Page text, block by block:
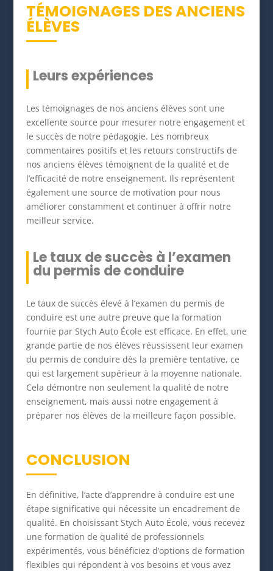
TÉMOIGNAGES DES ANCIENS
ÉLÈVES
Leurs expériences
Les témoignages de nos anciens élèves sont une
excellente source pour mesurer notre engagement et
le succès de notre pédagogie. Les nombreux
commentaires positifs et les retours constructifs de
nos anciens élèves témoignent de la qualité et de
l’efficacité de notre enseignement. Ils représentent
également une source de motivation pour nous
améliorer constamment et continuer à offrir notre
meilleur service.
Le taux de succès à l’examen
du permis de conduire
Le taux de succès élevé à l’examen du permis de
conduire est une autre preuve que la formation
fournie par Stych Auto École est efficace. En effet, une
grande partie de nos élèves réussissent leur examen
du permis de conduire dès la première tentative, ce
qui est largement supérieur à la moyenne nationale.
Cela démontre non seulement la qualité de notre
enseignement, mais aussi notre engagement à
préparer nos élèves de la meilleure façon possible.
CONCLUSION
En définitive, l’acte d’apprendre à conduire est une
étape significative qui nécessite un encadrement de
qualité. En choisissant Stych Auto École, vous recevez
une formation de qualité de professionnels
expérimentés, vous bénéficiez d’options de formation
flexibles qui répondent à vos besoins et vous avez